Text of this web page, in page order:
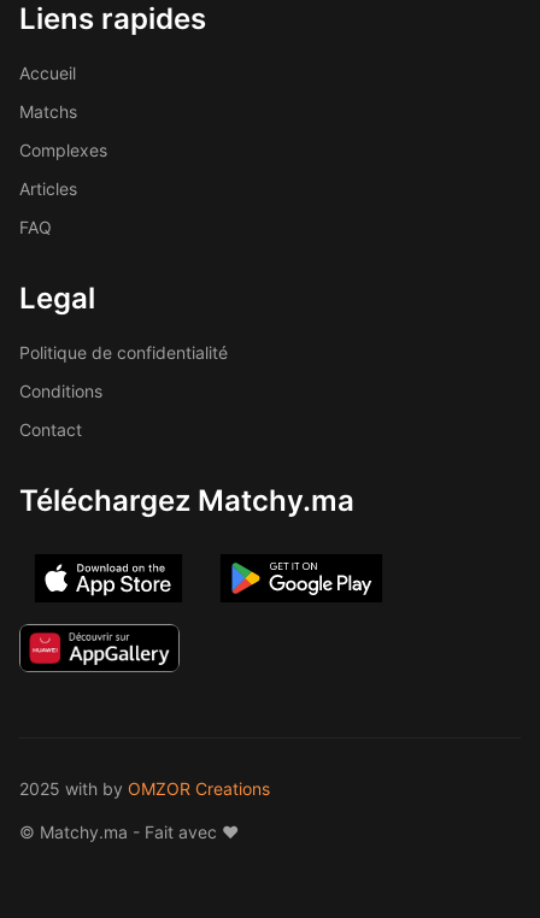
Liens rapides
Accueil
Matchs
Complexes
Articles
FAQ
Legal
Politique de confidentialité
Conditions
Contact
Téléchargez Matchy.ma
2025 with by OMZOR Creations
© Matchy.ma - Fait avec ❤️